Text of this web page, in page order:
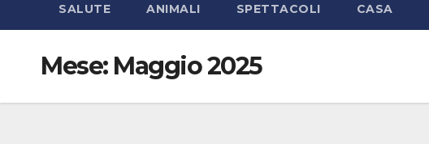
SALUTE ANIMALI SPETTACOLI CASA
Mese: Maggio 2025